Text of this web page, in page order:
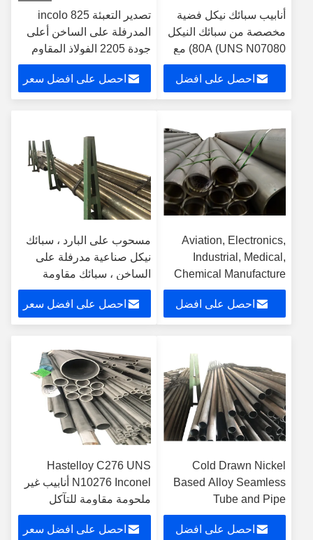
أنابيب سبائك نيكل فضية
مخصصة من سبائك النيكل
80A (UNS N07080) مع
SGS
احصل على افضل
تصدير التعبئة incolo 825
المدرفلة على الساخن أعلى
جودة 2205 الفولاذ المقاوم
للصدأ الأنابيب 1.4462 سبائك
النيكلاحصل على افضل سعر
Aviation, Electronics,
Industrial, Medical,
Chemical Manufacture
Super Nickel Alloy W. Nr
2.4858 Incoloy 825 Pipe
احصل على افضل
مسحوب على البارد ، سبائك
نيكل صناعية مدرفلة على
الساخن ، سبائك مقاومة
للتآكل عالية ، أنابيب Uns
N10276احصل على افضل سعر
Cold Drawn Nickel
Based Alloy Seamless
Tube and Pipe
Annealed and Pickled
Inconel600 Incoloy800h
احصل على افضل
Hastelloy C276 UNS
N10276 Inconel أنابيب غير
ملحومة مقاومة للتآكل
احصل على افضل سعر